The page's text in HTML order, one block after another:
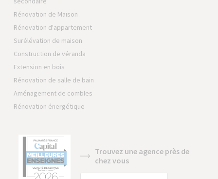
Rénovation de Maison
Rénovation d'appartement
Surélévation de maison
Construction de véranda
Extension en bois
Rénovation de salle de bain
Aménagement de combles
Rénovation énergétique
Trouvez une agence près de
chez vous